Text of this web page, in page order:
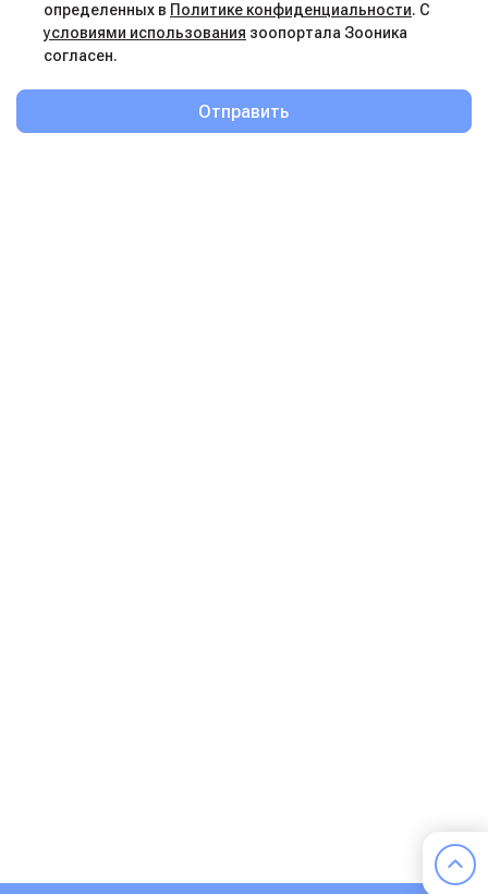
определенных в Политике конфиденциальности. С
условиями использования зоопортала Зооника
согласен.
Отправить